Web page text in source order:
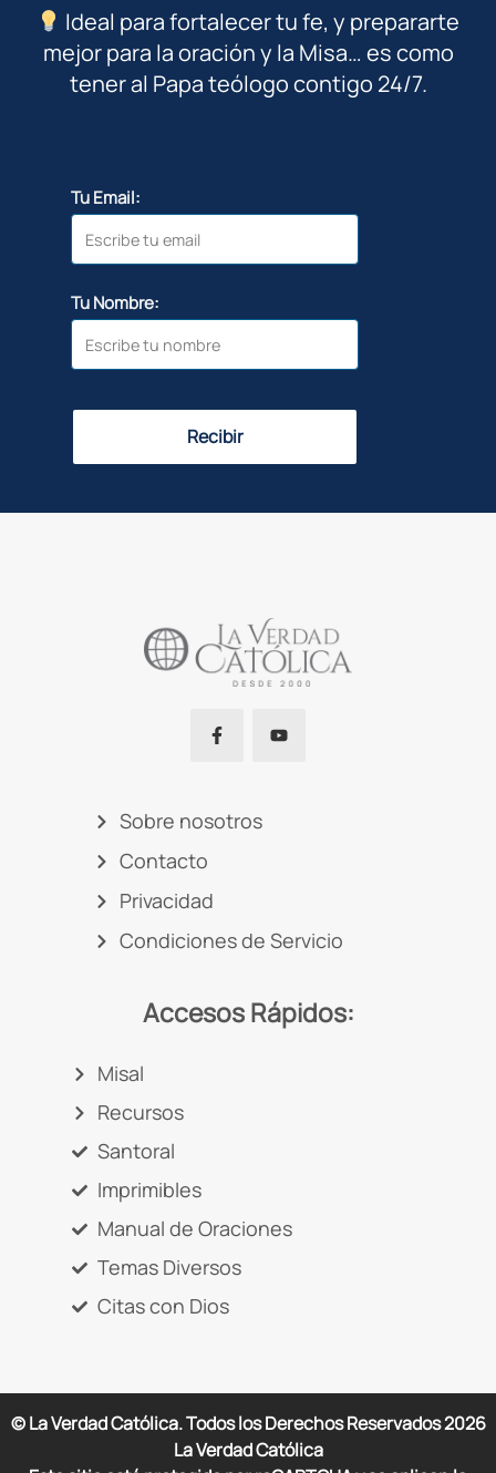
Ideal para fortalecer tu fe, y prepararte
mejor para la oración y la Misa… es como
tener al Papa teólogo contigo 24/7.
Tu Email:
Tu Nombre:
Recibir
Sobre nosotros
Contacto
Privacidad
Condiciones de Servicio
Accesos Rápidos:
Misal
Recursos
Santoral
Imprimibles
Manual de Oraciones
Temas Diversos
Citas con Dios
© La Verdad Católica. Todos los Derechos Reservados2026
La Verdad Católica